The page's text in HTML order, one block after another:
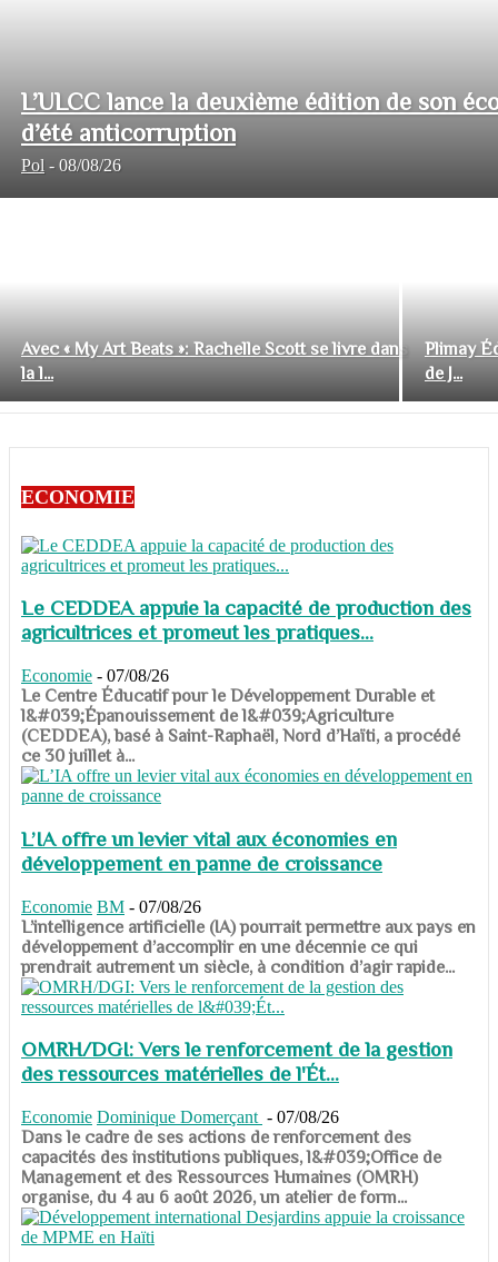
L’ULCC lance la deuxième édition de son
d’été anticorruption
Pol - 08/08/26
Avec « My Art Beats »: Rachelle Scott se livre dans
la l...
Plimay
de J...
ECONOMIE
Le CEDDEA appuie la capacité de production des
agricultrices et promeut les pratiques...
Economie - 07/08/26
​​​​​​​Le Centre Éducatif pour le Développement Durable et
l&#039;Épanouissement de l&#039;Agriculture
(CEDDEA), basé à Saint-Raphaël, Nord d’Haïti, a procédé
ce 30 juillet à...
L’IA offre un levier vital aux économies en
développement en panne de croissance
Economie BM - 07/08/26
​​​​​​​L’intelligence artificielle (IA) pourrait permettre aux pays en
développement d’accomplir en une décennie ce qui
prendrait autrement un siècle, à condition d’agir rapide...
OMRH/DGI: Vers le renforcement de la gestion
des ressources matérielles de l'Ét...
Economie Dominique Domerçant - 07/08/26
Dans le cadre de ses actions de renforcement des
capacités des institutions publiques, l&#039;Office de
Management et des Ressources Humaines (OMRH)
organise, du 4 au 6 août 2026, un atelier de form...